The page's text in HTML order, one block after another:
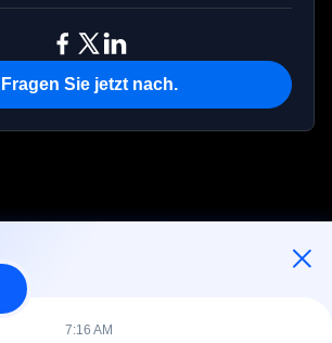
Fragen Sie jetzt nach.
für humanoide Roboter-Akkupacks und -
Aktuatoren.
7:16 AM